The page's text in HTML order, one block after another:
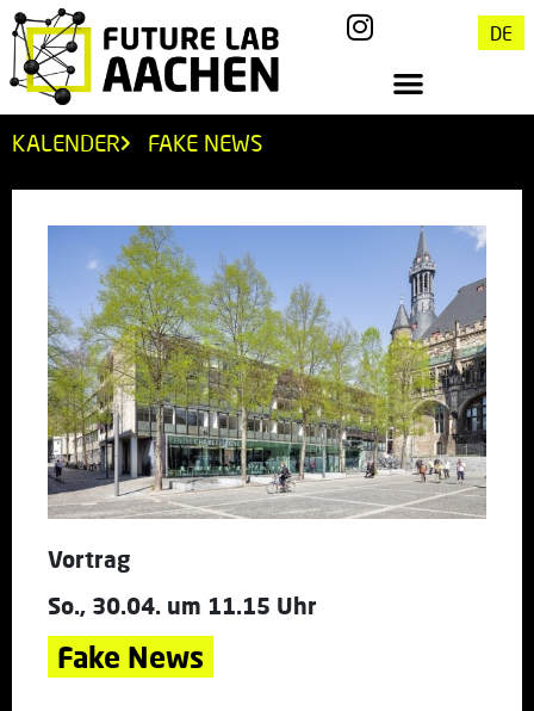
DE
KALENDER FAKE NEWS
Vortrag
So., 30.04. um 11.15 Uhr
Fake News